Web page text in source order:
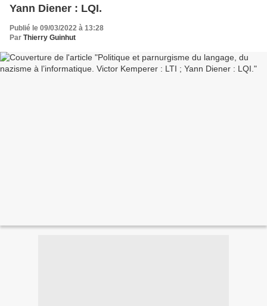
Yann Diener : LQI.
Publié le 09/03/2022 à 13:28
Par Thierry Guinhut